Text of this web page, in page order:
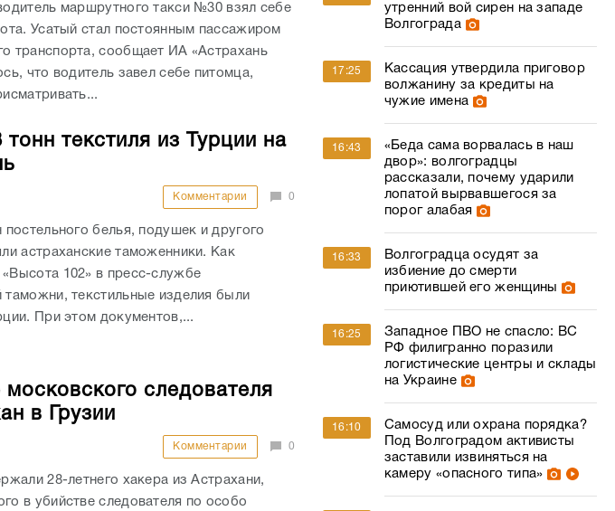
маршрутного такси №30 взял себе
Усатый стал постоянным пассажиром
транспорта, сообщает ИА «Астрахань
что водитель завел себе питомца,
текстиля из Турции на
Комментарии 0
постельного белья, подушек и другого
астраханские таможенники. Как
102» в пресс-службе
таможни, текстильные изделия были
При этом документов,...
следователя
в Грузии
Комментарии 0
28-летнего хакера из Астрахани,
в убийстве следователя по особо
утренний вой сирен на западе
Волгограда
17:25
Кассация утвердила приговор
волжанину за кредиты на
чужие имена
16:43
«Беда сама ворвалась в наш
двор»: волгоградцы
рассказали, почему ударили
лопатой вырвавшегося за
порог алабая
16:33
Волгоградца осудят за
избиение до смерти
приютившей его женщины
16:25
Западное ПВО не спасло: ВС
РФ филигранно поразили
логистические центры и склады
на Украине
16:10
Самосуд или охрана порядка?
Под Волгоградом активисты
заставили извиняться на
камеру «опасного типа»